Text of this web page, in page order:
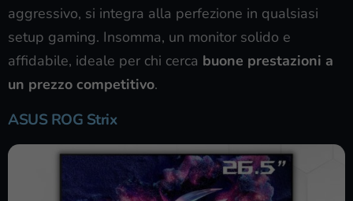
aggressivo, si integra alla perfezione in qualsiasi
setup gaming. Insomma, un monitor solido e
affidabile, ideale per chi cerca buone prestazioni a
un prezzo competitivo.
ASUS ROG Strix